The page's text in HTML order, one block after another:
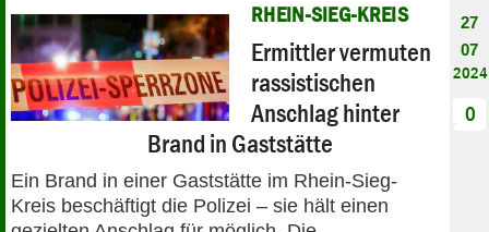
RHEIN-SIEG-KREIS
Ermittler vermuten
rassistischen
Anschlag hinter
Brand in Gaststätte
Ein Brand in einer Gaststätte im Rhein-Sieg-
Kreis beschäftigt die Polizei – sie hält einen
27
07
2024
0